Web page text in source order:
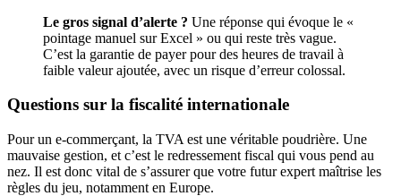
Le gros signal d’alerte ? Une réponse qui évoque le «
pointage manuel sur Excel » ou qui reste très vague.
C’est la garantie de payer pour des heures de travail à
faible valeur ajoutée, avec un risque d’erreur colossal.
Questions sur la fiscalité internationale
Pour un e-commerçant, la TVA est une véritable poudrière. Une
mauvaise gestion, et c’est le redressement fiscal qui vous pend au
nez. Il est donc vital de s’assurer que votre futur expert maîtrise les
règles du jeu, notamment en Europe.